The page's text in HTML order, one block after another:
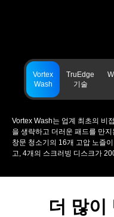
WINBOT W2
Vortex
Wash
TruEdge
기술
Vortex Wash는 업계 최초의 비
을 생략하고 더러운 패드를 만
창문 청소기의 16개 고압 노즐
고, 4개의 스크러빙 디스크가
적 없는 창문 닦기를 실현합니다.
더 많이